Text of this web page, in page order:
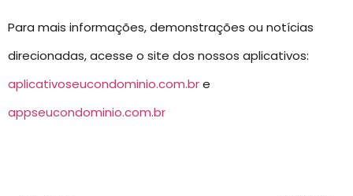
Para mais informações, demonstrações ou notícias
direcionadas, acesse o site dos nossos aplicativos:
aplicativoseucondominio.com.bre
appseucondominio.com.br